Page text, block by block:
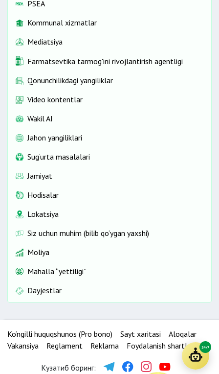
PSEA
Kommunal xizmatlar
Mediatsiya
Farmatsevtika tarmog'ini rivojlantirish agentligi
Qonunchilikdagi yangiliklar
Video kontentlar
Wakil AI
Jahon yangiliklari
Sug‘urta masalalari
Jamiyat
Hodisalar
Lokatsiya
Siz uchun muhim (bilib qo‘ygan yaxshi)
Moliya
Mahalla “yettiligi”
Dayjestlar
Ko‘ngilli huquqshunos (Pro bono) Sayt xaritasi
Aloqalar
Vakansiya
Reglament Reklama Foydalanish shartlari
Кузатиб боринг:
24/7